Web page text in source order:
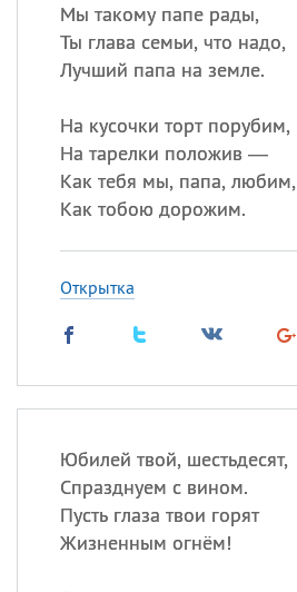
Мы такому папе рады,
Ты глава семьи, что надо,
Лучший папа на земле.
На кусочки торт порубим,
На тарелки положив —
Как тебя мы, папа, любим,
Как тобою дорожим.
Открытка
Юбилей твой, шестьдесят,
Спразднуем с вином.
Пусть глаза твои горят
Жизненным огнём!